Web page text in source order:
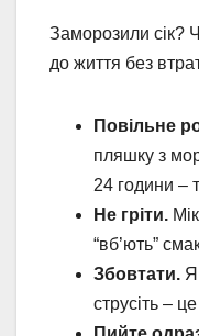
Заморозили сік?
до життя без
Повільне
пляшку з
24 години –
Не гріти.
“вб’ють”
Збовтати.
струсіть –